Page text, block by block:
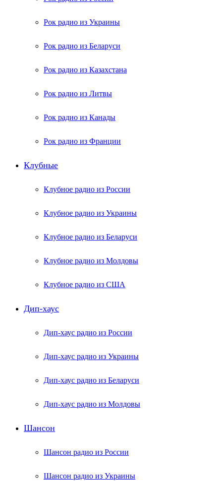
Рок радио из Украины
Рок радио из Беларуси
Рок радио из Казахстана
Рок радио из Литвы
Рок радио из Канады
Рок радио из Франции
Клубные
Клубное радио из России
Клубное радио из Украины
Клубное радио из Беларуси
Клубное радио из Молдовы
Клубное радио из США
Дип-хаус
Дип-хаус радио из России
Дип-хаус радио из Украины
Дип-хаус радио из Беларуси
Дип-хаус радио из Молдовы
Шансон
Шансон радио из России
Шансон радио из Украины